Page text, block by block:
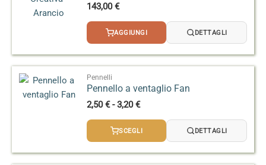
143,00€
AGGIUNGI DETTAGLI
Pennelli
Pennello a ventaglio Fan
2,50€ - 3,20€Fascia
prezzo:
SCEGLI DETTAGLI